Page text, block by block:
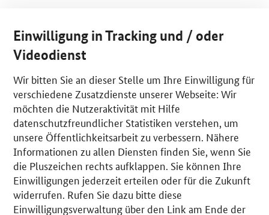
Einwilligung in Tracking und / oder
Videodienst
Wir bitten Sie an dieser Stelle um Ihre Einwilligung für
verschiedene Zusatzdienste unserer Webseite: Wir
möchten die Nutzeraktivität mit Hilfe
datenschutzfreundlicher Statistiken verstehen, um
unsere Öffentlichkeitsarbeit zu verbessern. Nähere
Informationen zu allen Diensten finden Sie, wenn Sie
die Pluszeichen rechts aufklappen. Sie können Ihre
Einwilligungen jederzeit erteilen oder für die Zukunft
widerrufen. Rufen Sie dazu bitte diese
Einwilligungsverwaltung über den Link am Ende der